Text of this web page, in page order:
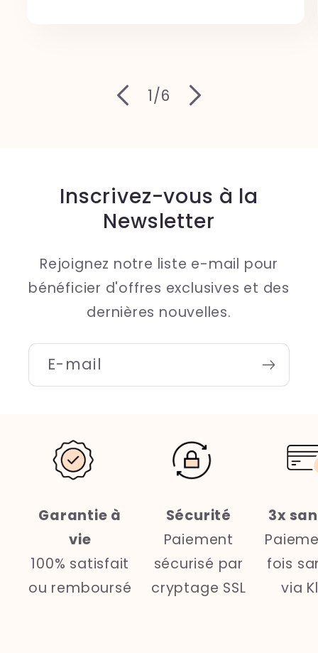
1/de
6
Inscrivez-vous à la
Newsletter
Rejoignez notre liste e-mail pour
bénéficier d'offres exclusives et des
dernières nouvelles.
E-mail
Garantie à
vie
100% satisfait
ou remboursé
Sécurité
Paiement
sécurisé par
cryptage SSL
3x
fois
via